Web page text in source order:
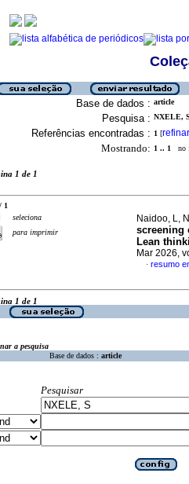
Base de dados : article
Pesquisa : NXELE,
Referências encontradas : 1 [refinar
Mostrando: 1 .. 1 no
1 de 1
1
seleciona
para imprimir
Naidoo, L,
screening
Lean
Mar 2026,
· resumo
1 de 1
a pesquisa
Base de dados : article
Pesquisar